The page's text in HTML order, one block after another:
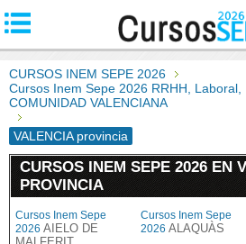
CURSOS INEM SEPE 2026
Cursos Inem Sepe 2026 RRHH, Laboral,
COMUNIDAD VALENCIANA
VALENCIA provincia
CURSOS INEM SEPE 2026 EN
PROVINCIA
Cursos Inem Sepe
2026 AIELO DE
Cursos Inem Sepe
2026 ALAQUÀS